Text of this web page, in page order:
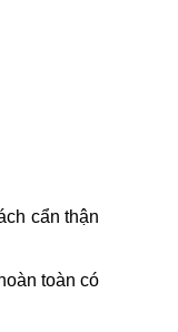
cẩn thận
toàn có